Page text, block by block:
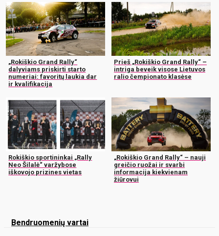
„Rokiškio Grand Rally“
dalyviams priskirti starto
numeriai: favoritų laukia dar
ir kvalifikacija
Prieš „Rokiškio Grand Rally“ –
intriga beveik visose Lietuvos
ralio čempionato klasėse
Rokiškio sportininkai „Rally
Neo Šilalė“ varžybose
iškovojo prizines vietas
„Rokiškio Grand Rally“ – nauji
greičio ruožai ir svarbi
informacija kiekvienam
žiūrovui
Bendruomenių vartai